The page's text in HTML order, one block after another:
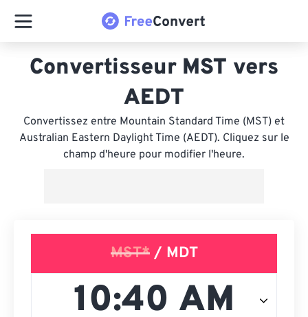
Convertisseur MST vers
AEDT
Convertissez entre Mountain Standard Time (MST) et
Australian Eastern Daylight Time (AEDT). Cliquez sur le
champ d'heure pour modifier l'heure.
MST*/ MDT